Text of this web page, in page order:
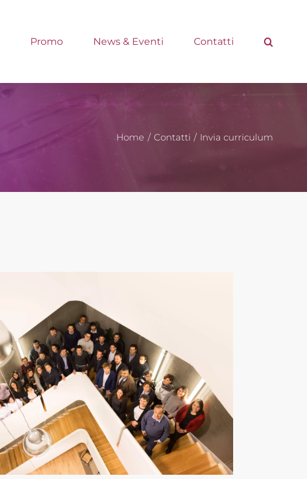
Promo News & Eventi Contatti
Home Contatti Invia curriculum